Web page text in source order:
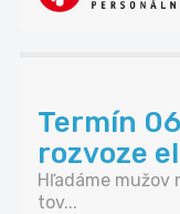
Termín
rozvoze
Hľadáme mužov
tov...